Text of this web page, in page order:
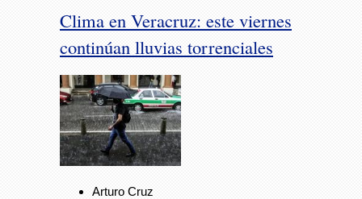
Clima en Veracruz: este viernes
continúan lluvias torrenciales
Arturo Cruz